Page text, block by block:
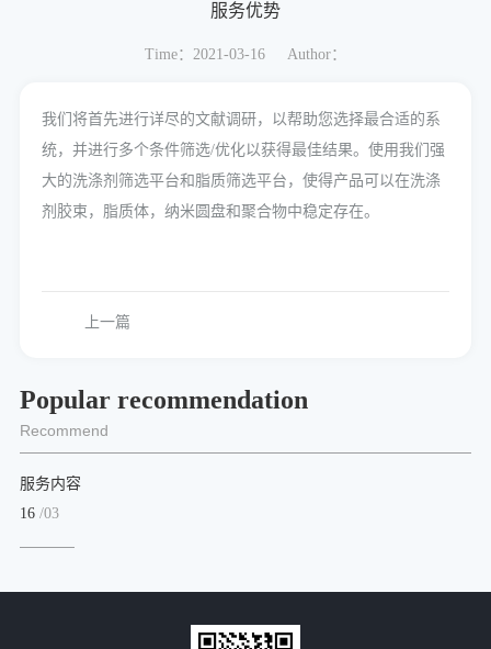
服务优势
Time：2021-03-16 Author：
我们将首先进行详尽的文献调研，以帮助您选择最合适的系
统，并进行多个条件筛选/优化以获得最佳结果。使用我们强
大的洗涤剂筛选平台和脂质筛选平台，使得产品可以在洗涤
剂胶束，脂质体，纳米圆盘和聚合物中稳定存在。
上一篇
Popular recommendation
Recommend
服务内容
16 /03